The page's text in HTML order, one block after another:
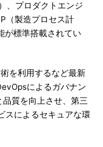
、プロダクトエンジ
（製造プロセス計
が標準搭載されてい
を利用するなど最新
によるガバナン
質を向上させ、第三
スによるセキュアな環